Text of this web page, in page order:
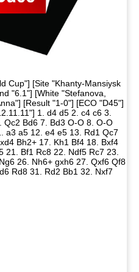
Cup"] [Site "Khanty-Mansiysk
"6.1"] [White "Stefanova,
[Result "1-0"] [ECO "D45"]
1. d4 d5 2. c4 c6 3.
Qc2 Bd6 7. Bd3 O-O 8. O-O
a3 a5 12. e4 e5 13. Rd1 Qc7
Bh2+ 17. Kh1 Bf4 18. Bxf4
21. Bf1 Rc8 22. Ndf5 Rc7 23.
26. Nh6+ gxh6 27. Qxf6 Qf8
Rd8 31. Rd2 Bb1 32. Nxf7